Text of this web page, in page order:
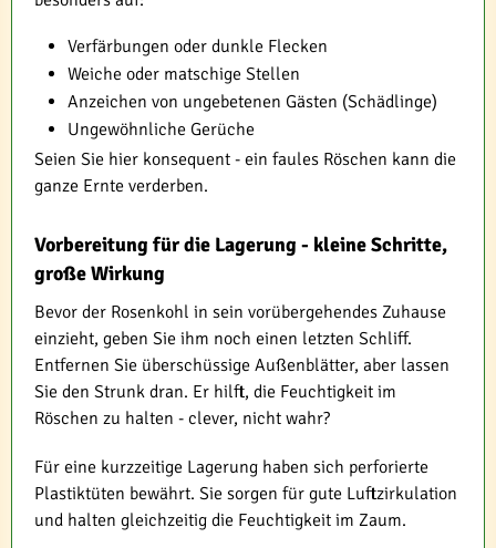
Verfärbungen oder dunkle Flecken
Weiche oder matschige Stellen
Anzeichen von ungebetenen Gästen (Schädlinge)
Ungewöhnliche Gerüche
Seien Sie hier konsequent - ein faules Röschen kann die
ganze Ernte verderben.
Vorbereitung für die Lagerung - kleine Schritte,
große Wirkung
Bevor der Rosenkohl in sein vorübergehendes Zuhause
einzieht, geben Sie ihm noch einen letzten Schliff.
Entfernen Sie überschüssige Außenblätter, aber lassen
Sie den Strunk dran. Er hilft, die Feuchtigkeit im
Röschen zu halten - clever, nicht wahr?
Für eine kurzzeitige Lagerung haben sich perforierte
Plastiktüten bewährt. Sie sorgen für gute Luftzirkulation
und halten gleichzeitig die Feuchtigkeit im Zaum.